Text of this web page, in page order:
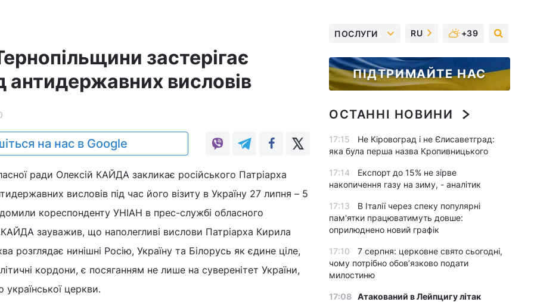
застерігає
антидержавних висловів
на нас в Google
ради Олексій КАЙДА закликає російського Патріарха
висловів під час його візиту в Україну 27 липня – 5
кореспонденту УНІАН в прес-службі обласного
зауважив, що наполегливі вислови Патріарха Кирила
розглядає нинішні Росію, Україну та Білорусь як єдине ціле,
кордони, є посяганням не лише на суверенітет України,
української церкви.
ПОСЛУГИ RU +39
ПІДТРИМАЙТЕ НАС
ОСТАННІ НОВИНИ
17:15
Не Кіровоград і не Єлисаветград:
яка була перша назва Кропивницького
17:14
Експорт до 15% не зірве
накопичення газу на зиму, - аналітик
17:13
В Італії через спеку популярні
пам'ятки працюватимуть довше:
оприлюднено новий графік
17:10
7 серпня: церковне свято сьогодні,
чому потрібно обов’язково подати
милостиню
17:08 Атакований в Лейпцигу літак